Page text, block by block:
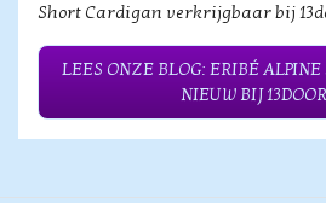
Short Cardigan verkrijgbaar bij
LEES ONZE BLOG: ERIBÉ ALPINE
NIEUW BIJ